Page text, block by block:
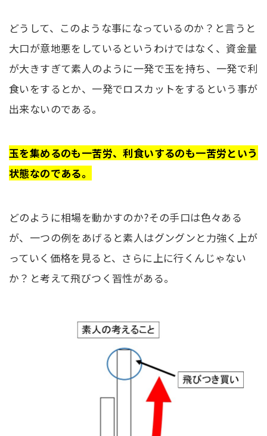
どうして、このような事になっているのか？と言うと
大口が意地悪をしているというわけではなく、資金量
が大きすぎて素人のように一発で玉を持ち、一発で利
食いをするとか、一発でロスカットをするという事が
出来ないのである。
玉を集めるのも一苦労、利食いするのも一苦労という
状態なのである。
どのように相場を動かすのか?その手口は色々ある
が、一つの例をあげると素人はグングンと力強く上が
っていく価格を見ると、さらに上に行くんじゃない
か？と考えて飛びつく習性がある。